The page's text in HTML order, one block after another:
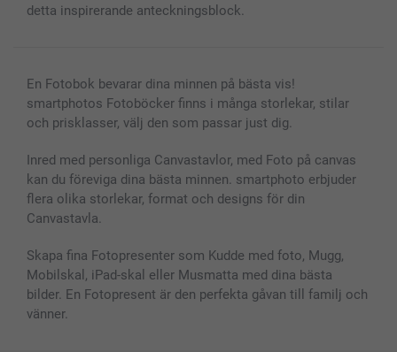
Presentkort
detta inspirerande anteckningsblock.
En Fotobok bevarar dina minnen på bästa vis!
smartphotos Fotoböcker finns i många storlekar, stilar
och prisklasser, välj den som passar just dig.
Inred med personliga Canvastavlor, med Foto på canvas
kan du föreviga dina bästa minnen. smartphoto erbjuder
flera olika storlekar, format och designs för din
Canvastavla.
Skapa fina Fotopresenter som Kudde med foto, Mugg,
Mobilskal, iPad-skal eller Musmatta med dina bästa
bilder. En Fotopresent är den perfekta gåvan till familj och
vänner.